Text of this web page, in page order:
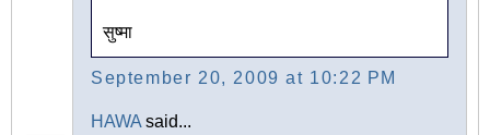
सुष्मा
September 20, 2009 at 10:22 PM
HAWA said...